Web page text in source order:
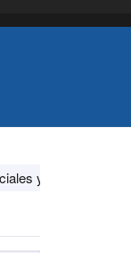
El Niño